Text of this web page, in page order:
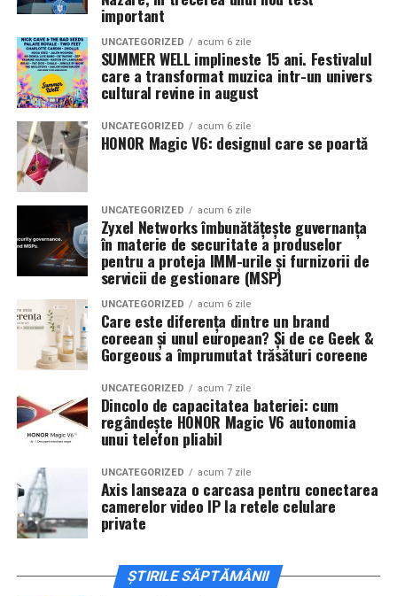
Necula, originari din Constanța și împrejurimi, vor
prezenta filmul alături de colegii lor
Alexandra Răduță și Gabriel Vatavu.
Cinema City Shopping City Galațiinvită spectatorii
12 februarie de la 18:30
State și Azaleea Necula și regizorul Paul Decu.
Pe 13 februarie la ora 18:30
invitați la proiecția specială din
, alături de regizorulPaul Decuși de
actoriiGabriel Vatavu, Sergiu Costache, Azaleea
Necula, Alexandra Răduță.
De „Ziua Îndrăgostiților”, pe14 februarie, în Cinema
City Iulius Mall Suceava, de la 18:30, spectatorii sunt
invitați la film alături de regizorulPaul Decu și de
actoriiSergiu Costache, Vlad si Oana Gherman,
Alexandra Răduță.
Cineplexx Băneasa Shopping City
București
găzduiește o proiecție specială în prezența
întregii echipe pe15 februarie, de la 17:30.
ÎnCraiova , regizorulPaul Decuși actoriiSergiu
Costache, Azaleea Necula și Oana Gherman
Mall pe 16 februarie de la ora 18:00.
important
UNCATEGORIZED acum 6 zile
SUMMER WELL implineste 15 ani. Festivalul
care a transformat muzica intr-un univers
cultural revine in august
UNCATEGORIZED acum 6 zile
HONOR Magic V6: designul care se poartă
UNCATEGORIZED acum 6 zile
Zyxel Networks îmbunătățește guvernanța
în materie de securitate a produselor
pentru a proteja IMM-urile și furnizorii de
servicii de gestionare (MSP)
UNCATEGORIZED acum 6 zile
Care este diferența dintre un brand
coreean și unul european? Și de ce Geek &
Gorgeous a împrumutat trăsături coreene
UNCATEGORIZED acum 7 zile
Dincolo de capacitatea bateriei: cum
regândește HONOR Magic V6 autonomia
unui telefon pliabil
UNCATEGORIZED acum 7 zile
Axis lanseaza o carcasa pentru conectarea
camerelor video IP la retele celulare
private
ȘTIRILE SĂPTĂMÂNII